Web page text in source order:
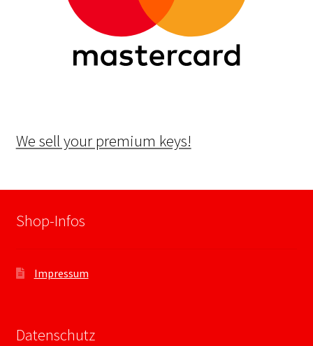
We sell your premium keys!
Shop-Infos
Impressum
Datenschutz